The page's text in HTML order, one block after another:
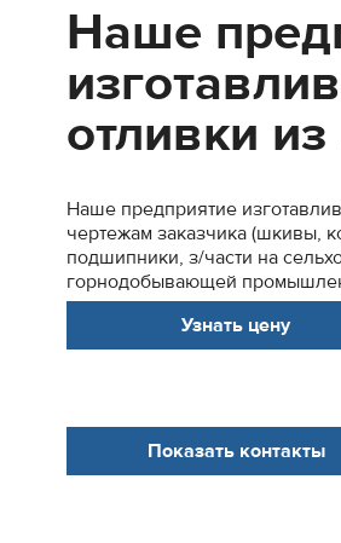
Наше
отливки из
Наше предприятие
чертежам заказчика (шкивы,
подшипники, з/части на
горнодобывающей
Узнать цену
Показать контакты